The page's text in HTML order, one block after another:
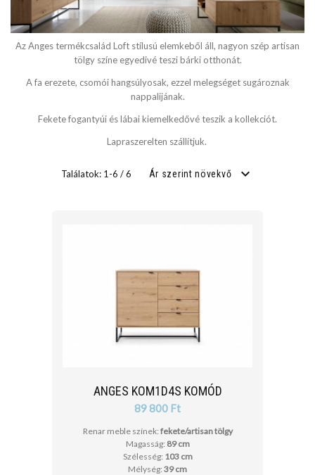
cm
cm
cm
Az Anges termékcsalád Loft stílusú elemkeből áll, nagyon szép artisan
tölgy színe egyedivé teszi bárki otthonát.
A fa erezete, csomói hangsúlyosak, ezzel melegséget sugároznak
nappalijának.
Fekete fogantyúi és lábai kiemelkedővé teszik a kollekciót.
Lapraszerelten szállítjuk.
Találatok: 1-6 / 6 Ár szerint növekvő
ANGES KOM1D4S KOMÓD
89 800 Ft
Renar meble színek: fekete/artisan tölgy
Magasság: 89 cm
Szélesség: 103 cm
Mélység: 39 cm